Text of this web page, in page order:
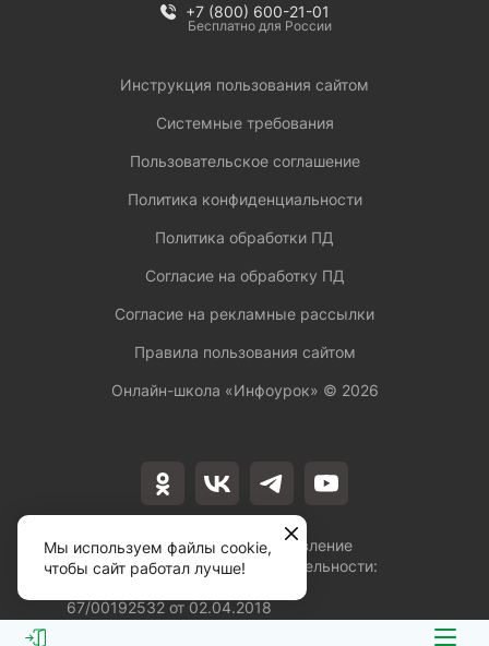
Лицензия на осуществление
образовательной деятельности:
67/00192532 от 02.04.2018
+7 (800) 600-21-01
Бесплатно для России
Инструкция пользования сайтом
Системные требования
Пользовательское соглашение
Политика конфиденциальности
Политика обработки ПД
Согласие на обработку ПД
Согласие на рекламные рассылки
Правила пользования сайтом
Онлайн-школа «Инфоурок» © 2026
Мы используем файлы cookie,
чтобы сайт работал лучше!